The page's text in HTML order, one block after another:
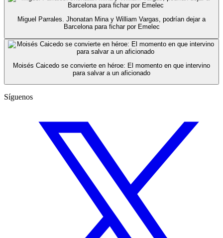
Miguel Parrales. Jhonatan Mina y William Vargas, podrían dejar a
Barcelona para fichar por Emelec
Moisés Caicedo se convierte en héroe: El momento en que intervino
para salvar a un aficionado
Síguenos